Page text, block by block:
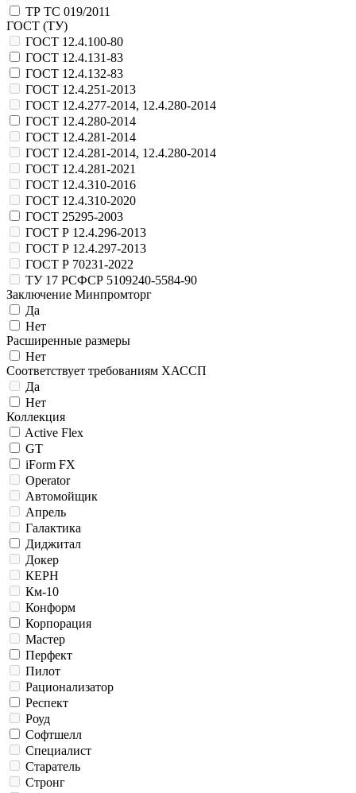
ТР ТС 019/2011
ГОСТ (ТУ)
ГОСТ 12.4.100-80
ГОСТ 12.4.131-83
ГОСТ 12.4.132-83
ГОСТ 12.4.251-2013
ГОСТ 12.4.277-2014, 12.4.280-2014
ГОСТ 12.4.280-2014
ГОСТ 12.4.281-2014
ГОСТ 12.4.281-2014, 12.4.280-2014
ГОСТ 12.4.281-2021
ГОСТ 12.4.310-2016
ГОСТ 12.4.310-2020
ГОСТ 25295-2003
ГОСТ Р 12.4.296-2013
ГОСТ Р 12.4.297-2013
ГОСТ Р 70231-2022
ТУ 17 РСФСР 5109240-5584-90
Заключение Минпромторг
Да
Нет
Расширенные размеры
Нет
Соответствует требованиям ХАССП
Да
Нет
Коллекция
Active Flex
GT
iForm FX
Operator
Автомойщик
Апрель
Галактика
Диджитал
Докер
КЕРН
Км-10
Конформ
Корпорация
Мастер
Перфект
Пилот
Рационализатор
Респект
Роуд
Софтшелл
Специалист
Старатель
Стронг